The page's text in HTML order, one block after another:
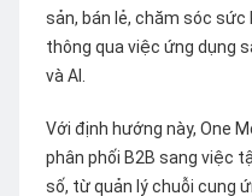
sản, bán lẻ, chăm sóc sức
thông qua việc ứng dụng
và AI.
Với định hướng này, One
phân phối B2B sang việc
số, từ quản lý chuỗi cung